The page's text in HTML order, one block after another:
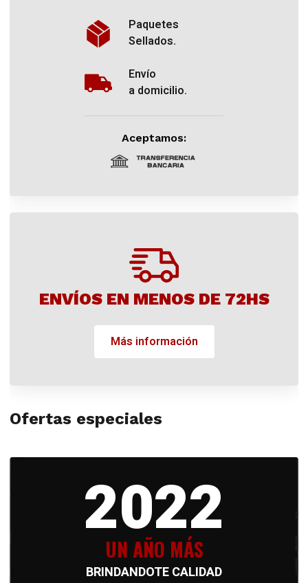
Paquetes
Sellados.
Envío
a domicilio.
Aceptamos:
ENVÍOS EN MENOS DE 72HS
Más información
Ofertas especiales
2022
UN AÑO MÁS
BRINDANDOTE CALIDAD